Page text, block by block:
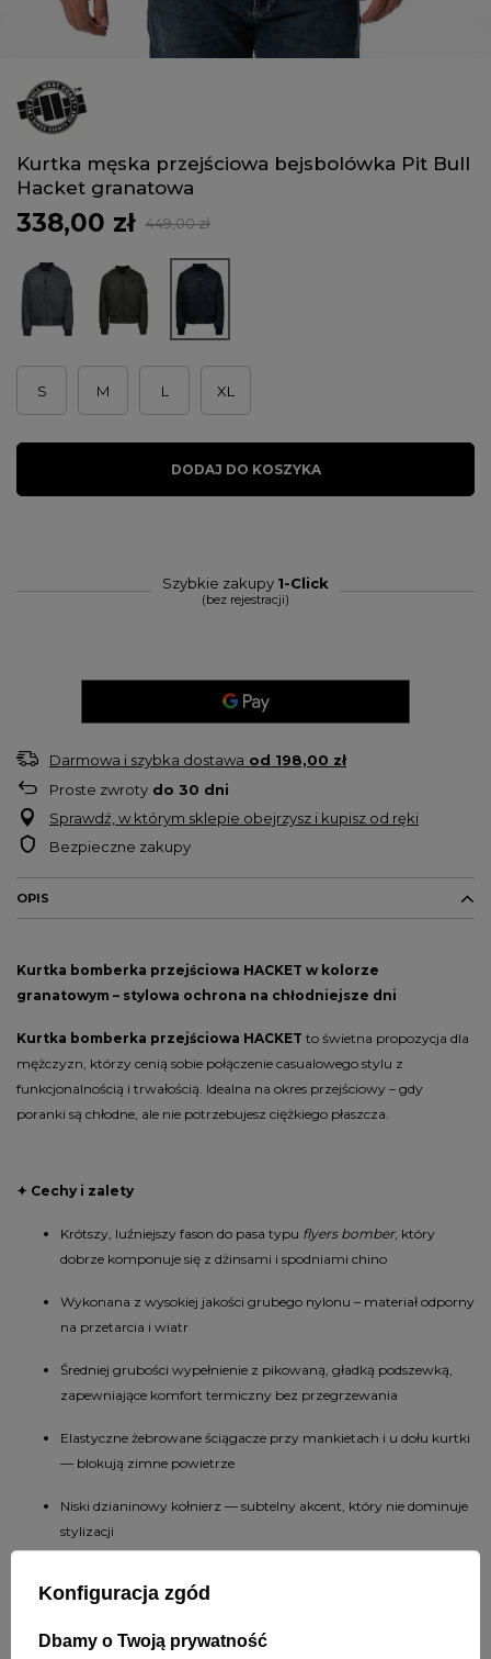
Kurtka męska przejściowa bejsbolówka Pit Bull
Hacket granatowa
338,00 zł 449,00 zł
S M L XL
DODAJ DO KOSZYKA
Szybkie zakupy 1-Click
(bez rejestracji)
Darmowa i szybka dostawa od 198,00 zł
Proste zwroty do 30 dni
Sprawdź, w którym sklepie obejrzysz i kupisz od ręki
Bezpieczne zakupy
OPIS
Kurtka bomberka przejściowa HACKET w kolorze
granatowym – stylowa ochrona na chłodniejsze dni
Kurtka bomberka przejściowa HACKET to świetna propozycja dla
mężczyzn, którzy cenią sobie połączenie casualowego stylu z
funkcjonalnością i trwałością. Idealna na okres przejściowy – gdy
poranki są chłodne, ale nie potrzebujesz ciężkiego płaszcza.
✦ Cechy i zalety
Krótszy, luźniejszy fason do pasa typu flyers bomber, który
dobrze komponuje się z dżinsami i spodniami chino
Wykonana z wysokiej jakości grubego nylonu – materiał odporny
na przetarcia i wiatr
Średniej grubości wypełnienie z pikowaną, gładką podszewką,
zapewniające komfort termiczny bez przegrzewania
Elastyczne żebrowane ściągacze przy mankietach i u dołu kurtki
— blokują zimne powietrze
Niski dzianinowy kołnierz — subtelny akcent, który nie dominuje
stylizacji
praktyczne i bezpieczne miejsce na drobiazgi
Kieszeń na lewym rękawie z zamkiem oraz kieszeń wewnętrzna
Konfiguracja zgód
Dbamy o Twoją prywatność